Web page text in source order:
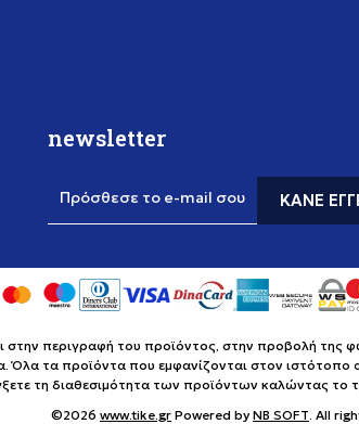
newsletter
Πρόσθεσε το e-mail σου ΚΆΝΕ
περιγραφή του προϊόντος, στην προβολή της
Όλα τα προϊόντα που εμφανίζονται στον ιστότοπο
τη διαθεσιμότητα των προϊόντων καλώντας
©2026 www.tike.gr Powered by NB SOFT. All